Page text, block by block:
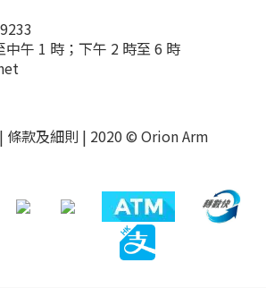
午 1 時；下午 2 時至 6 時
| 條款及細則 | 2020 © Orion Arm